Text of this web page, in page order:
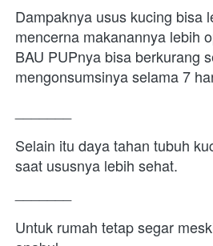
Dampaknya usus kucing bisa
mencerna makanannya lebih
BAU PUPnya bisa berkurang
mengonsumsinya selama 7
Selain itu daya tahan tubuh
saat ususnya lebih sehat.
Untuk rumah tetap segar